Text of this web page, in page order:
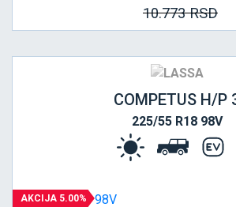
10.773 RSD
COMPETUS H/P
225/55 R18 98V
AKCIJA 5.00%